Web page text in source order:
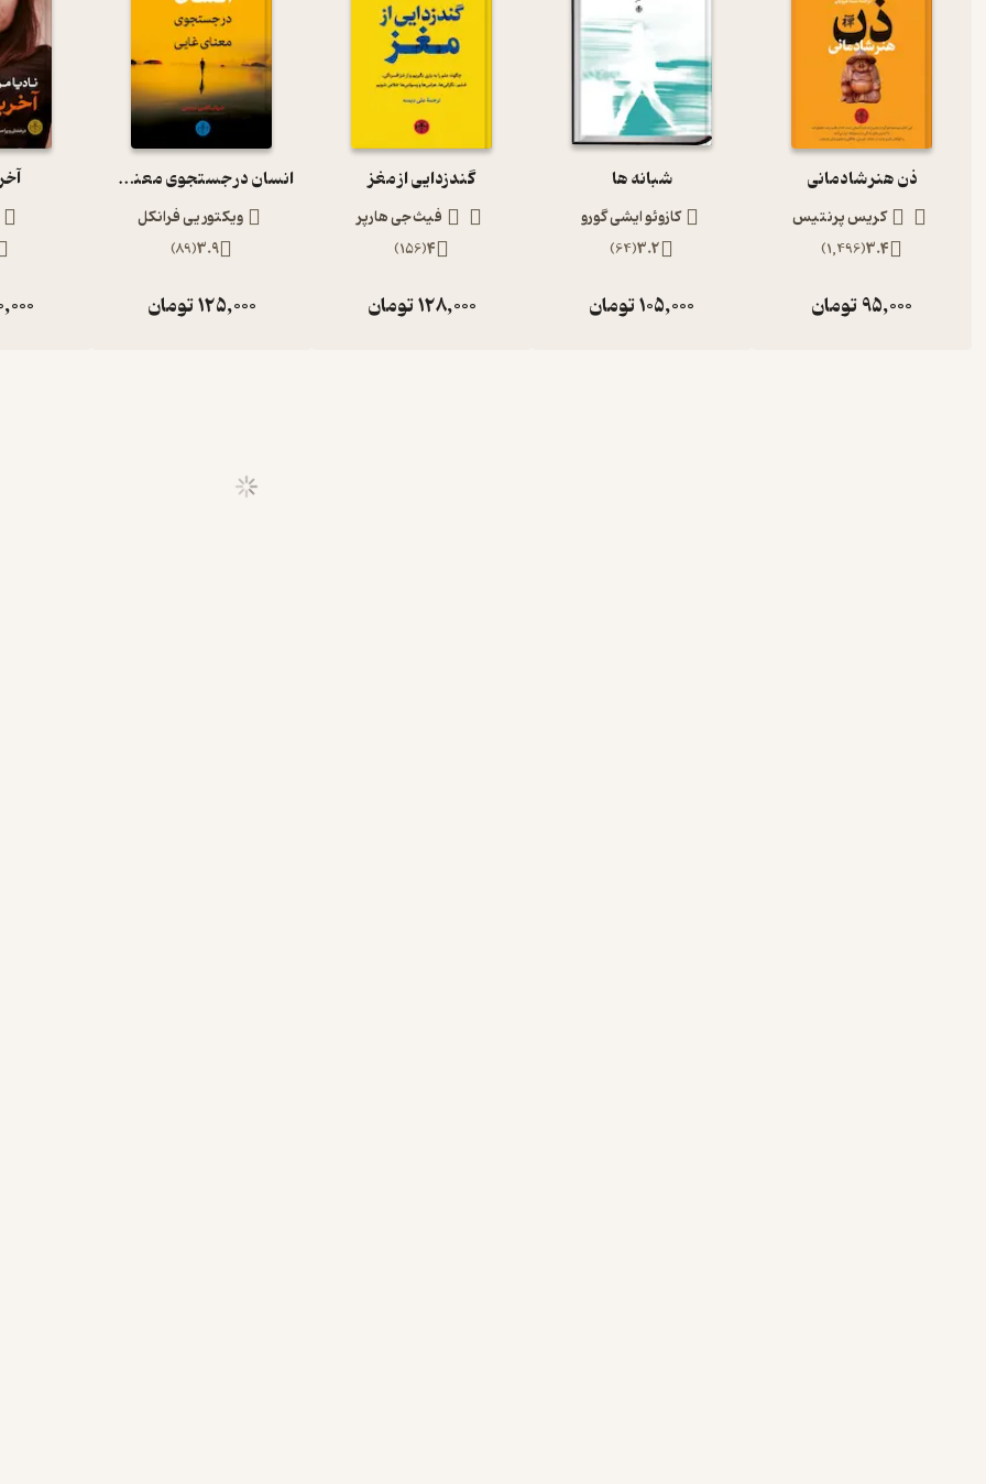
ذن هنر شادمانی
کریس پرنتیس
3.4
(
1,496
)
95,000تومان
شبانه ها
کازوئو ایشی گورو
3.2
(
64
)
105,000تومان
گندزدایی از مغز
فیث جی هارپر
4
(
156
)
128,000تومان
انسان در جستجوی معنی غایی
ویکتور یی فرانکل
3.9
(
89
)
125,000تومان